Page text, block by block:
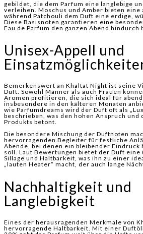
gebildet, die dem Parfum eine langlebige
verleihen. Moschus und Amber bieten eine
während Patchouli dem Duft eine erdige,
Diese Basisnoten garantieren eine
Eau de Parfum den ganzen Abend hindurch
Unisex-Appell und
Bemerkenswert an Khaltat Night ist seine
Duft. Sowohl Männer als auch Frauen
Aromen profitieren, die sich ideal für
insbesondere in den kälteren Monaten
wie Parfumdreams wird der Duft oft als
beschrieben, was den hohen Anspruch und
Produkts betont.
Die besondere Mischung der Duftnoten
hervorragenden Begleiter für festliche
Abende, bei denen ein bleibender
soll. Laut Bewertungen bietet der Duft
Sillage und Haltbarkeit, was ihn zu einer
„lauten Heater“ macht, der auch lange
Nachhaltigkeit und
Langlebigkeit
Eines der herausragenden Merkmale von
hervorragende Haltbarkeit. Mit einer